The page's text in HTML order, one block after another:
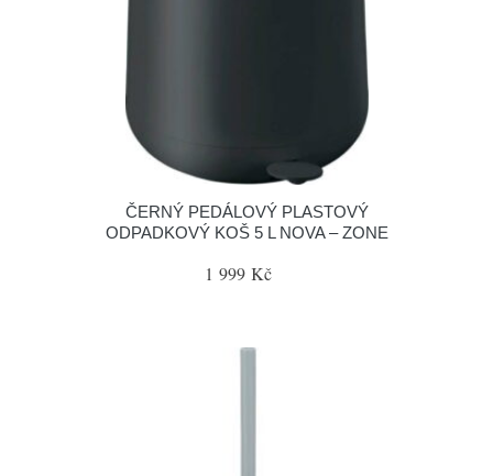
ČERNÝ PEDÁLOVÝ PLASTOVÝ
ODPADKOVÝ KOŠ 5 L NOVA – ZONE
1 999 Kč